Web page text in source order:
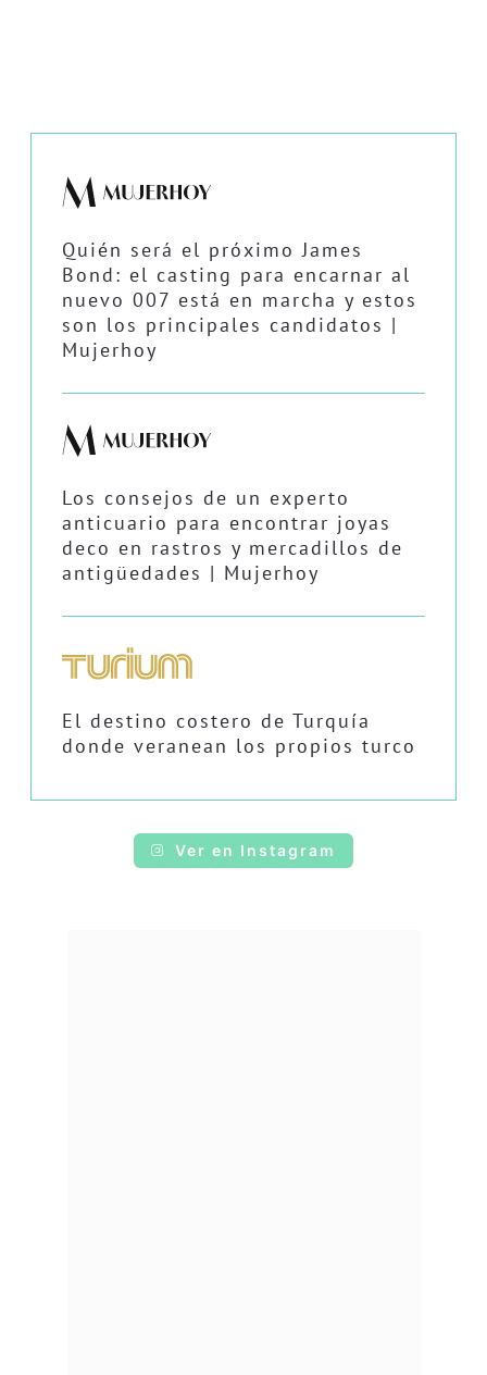
Quién será el próximo James
Bond: el casting para encarnar al
nuevo 007 está en marcha y estos
son los principales candidatos |
Mujerhoy
Los consejos de un experto
anticuario para encontrar joyas
deco en rastros y mercadillos de
antigüedades | Mujerhoy
El destino costero de Turquía
donde veranean los propios turco
Ver en Instagram